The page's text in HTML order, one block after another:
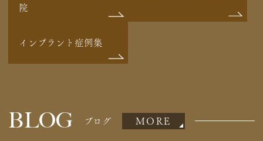
院
インプラント症例集
BLOG ブログ MORE